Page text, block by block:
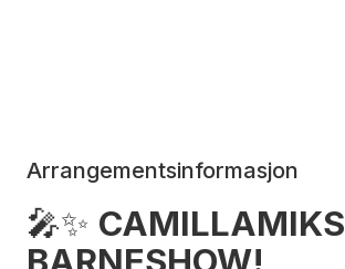
Arrangementsinformasjon
🎤✨ CAMILLAMIKS
BARNESHOW!